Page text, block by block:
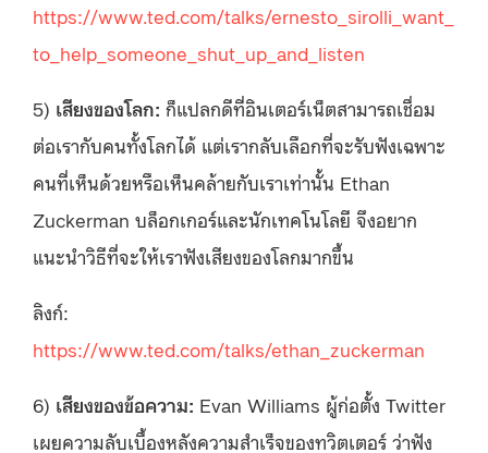
https://www.ted.com/talks/ernesto_sirolli_want_
to_help_someone_shut_up_and_listen
5) เสียงของโลก: ก็แปลกดีที่อินเตอร์เน็ตสามารถเชื่อม
ต่อเรากับคนทั้งโลกได้ แต่เรากลับเลือกที่จะรับฟังเฉพาะ
คนที่เห็นด้วยหรือเห็นคล้ายกับเราเท่านั้น Ethan
Zuckerman บล็อกเกอร์และนักเทคโนโลยี จึงอยาก
แนะนำวิธีที่จะให้เราฟังเสียงของโลกมากขึ้น
ลิงก์:
https://www.ted.com/talks/ethan_zuckerman
6) เสียงของข้อความ: Evan Williams ผู้ก่อตั้ง Twitter
เผยความลับเบื้องหลังความสำเร็จของทวิตเตอร์ ว่าฟัง